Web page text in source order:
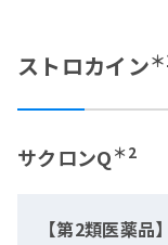
ストロカイン
サクロンQ ＊2
【第2類医薬